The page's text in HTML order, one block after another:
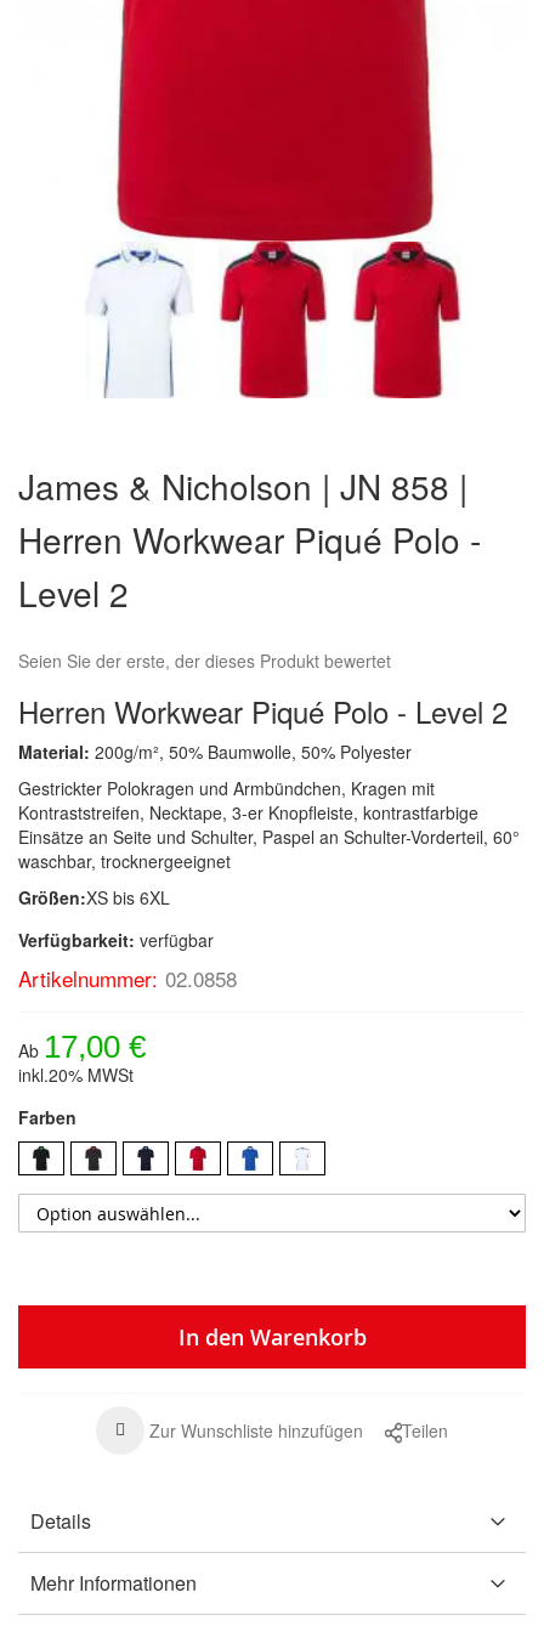
der
Bildergalerie
springen
James & Nicholson | JN 858 |
Herren Workwear Piqué Polo -
Level 2
Seien Sie der erste, der dieses Produkt bewertet
Herren Workwear Piqué Polo - Level 2
Material: 200g/m², 50% Baumwolle, 50% Polyester
Gestrickter Polokragen und Armbündchen, Kragen mit
Kontraststreifen, Necktape, 3-er Knopfleiste, kontrastfarbige
Einsätze an Seite und Schulter, Paspel an Schulter-Vorderteil, 60°
waschbar, trocknergeeignet
Größen:XS bis 6XL
Verfügbarkeit: verfügbar
Artikelnummer: 02.0858
Ab 17,00 €
inkl.20% MWSt
Farben
In den Warenkorb
Zur Wunschliste hinzufügen Teilen
Details
Mehr Informationen